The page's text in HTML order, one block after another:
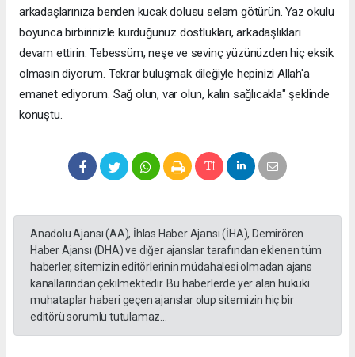
arkadaşlarınıza benden kucak dolusu selam götürün. Yaz okulu
boyunca birbirinizle kurduğunuz dostlukları, arkadaşlıkları
devam ettirin. Tebessüm, neşe ve sevinç yüzünüzden hiç eksik
olmasın diyorum. Tekrar buluşmak dileğiyle hepinizi Allah'a
emanet ediyorum. Sağ olun, var olun, kalın sağlıcakla" şeklinde
konuştu.
Anadolu Ajansı (AA), İhlas Haber Ajansı (İHA), Demirören
Haber Ajansı (DHA) ve diğer ajanslar tarafından eklenen tüm
haberler, sitemizin editörlerinin müdahalesi olmadan ajans
kanallarından çekilmektedir. Bu haberlerde yer alan hukuki
muhataplar haberi geçen ajanslar olup sitemizin hiç bir
editörü sorumlu tutulamaz...